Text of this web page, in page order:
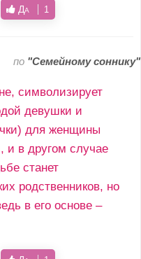
Да 1
по "Семейному соннику"
символизирует
девушки и
для женщины
и в другом случае
станет
родственников, но
в его основе –